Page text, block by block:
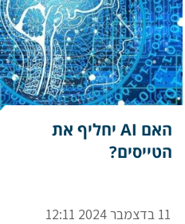
האם AI יחליף את
הטייסים?
11 בדצמבר 2024 12:11